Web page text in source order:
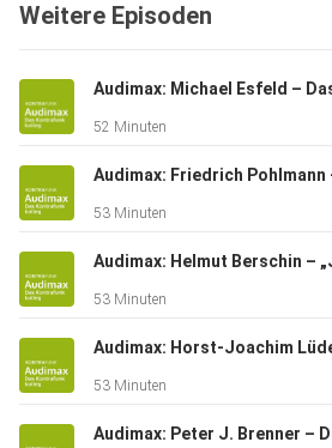
ihre Beeinflussungschancen durch
Atmosphären deutbar? Warum
unterschiedlichen
Menschen ähnlich wahrgenommen?
Weitere Episoden
52 Minuten
53 Minuten
53 Minuten
53 Minuten